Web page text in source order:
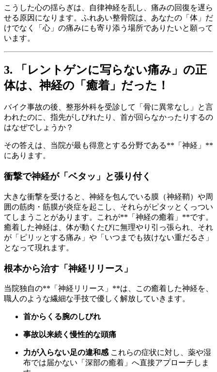
こうした心の揺らぎは、自律神経を乱し、痛みの回復を遅ら
せる原因になります。ふれあい整骨院は、あなたの「体」だ
けでなく「心」の痛みにも寄り添う場所でありたいと願って
います。
3. 「レントゲンに写らない痛み」の正
体は、神経の「癒着」だった！
バイク事故の後、整形外科を受診して「骨に異常なし」と言
われたのに、指先がしびれたり、首が回らなかったりするの
はなぜでしょうか？
その答えは、当院が最も得意とする分野である**「神経」**
にあります。
衝撃で神経が「ベタッ」と張り付く
大きな衝撃を受けると、神経を包んでいる膜（神経鞘）や周
囲の筋肉・筋膜が炎症を起こし、それらがピタッとくっつい
てしまうことがあります。これが**「神経の癒着」**です。
癒着した神経は、体が動くたびに無理やり引っ張られ、それ
が「ピリッとする痛み」や「いつまでも抜けない重だるさ」
となって現れます。
根本から治す「神経リリース」
当院独自の**「神経リリース」**は、この癒着した神経を、
職人のような繊細な手技で優しく解放していきます。
首からくる腕のしびれ
事故以来続く慢性的な頭痛
力が入らない足の違和感 これらの症状に対し、薬や湿
布では届かない「深部の癒着」へ直接アプローチしま